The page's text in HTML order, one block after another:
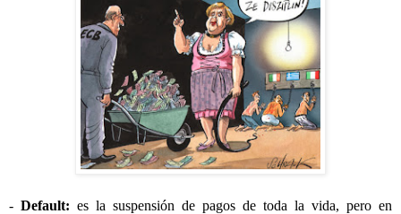
- Default: es la suspensión de pagos de toda la vida, pero en